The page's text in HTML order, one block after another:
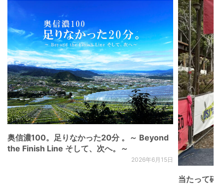
奥信濃100。足りなかった20分 。～ Beyond
the Finish Line そして、次へ。～
2026年6月15日
当たって砕